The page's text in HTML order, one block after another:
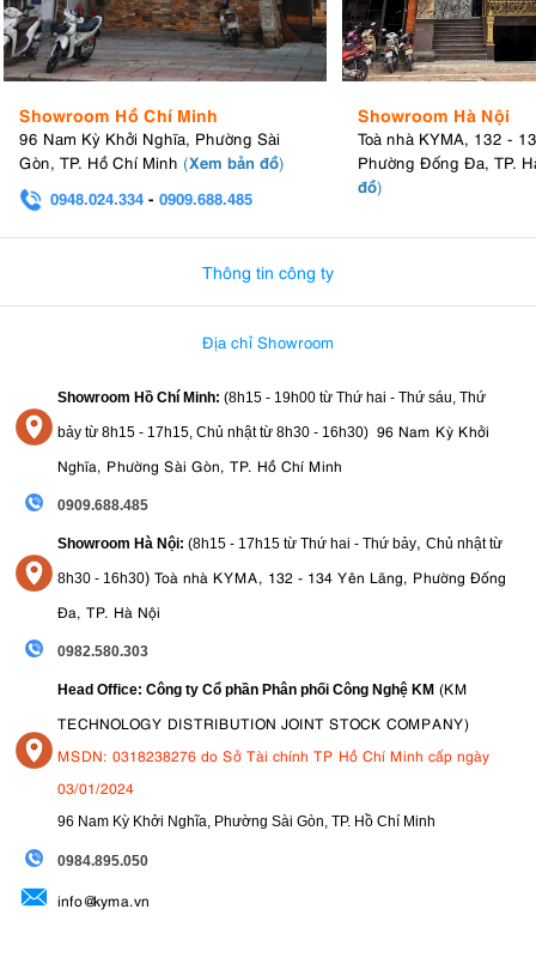
Showroom Hồ Chí Minh
96 Nam Kỳ Khởi Nghĩa, Phường Sài
Gòn, TP. Hồ Chí Minh (Xem bản đồ)
0948.024.334 - 0909.688.485
Showroom Hà Nội
Toà nhà KYMA, 132 -
Phường Đống Đa, TP.
đồ)
Thông tin công ty
Địa chỉ Showroom
Showroom Hồ Chí Minh: (8h15 - 19h00 từ Thứ hai - Thứ sáu, Thứ
bảy từ 8h15 - 17h15, Chủ nhật từ 8h30 - 16h30) 96 Nam Kỳ Khởi
Nghĩa, Phường Sài Gòn, TP. Hồ Chí Minh
0909.688.485
Showroom Hà Nội: (8h15 - 17h15 từ Thứ hai - Thứ bảy, Chủ nhật từ
8h30 - 16h30) Toà nhà KYMA, 132 - 134 Yên Lãng, Phường Đống
Đa, TP. Hà Nội
0982.580.303
Head Office: Công ty Cổ phần Phân phối Công Nghệ KM (KM
TECHNOLOGY DISTRIBUTION JOINT STOCK COMPANY)
MSDN: 0318238276 do Sở Tài chính TP Hồ Chí Minh cấp ngày
03/01/2024
96 Nam Kỳ Khởi Nghĩa, Phường Sài Gòn, TP. Hồ Chí Minh
0984.895.050
info@kyma.vn